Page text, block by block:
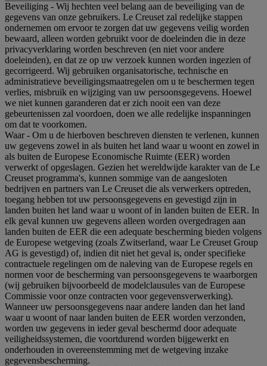
Beveiliging - Wij hechten veel belang aan de beveiliging van de
gegevens van onze gebruikers. Le Creuset zal redelijke stappen
ondernemen om ervoor te zorgen dat uw gegevens veilig worden
bewaard, alleen worden gebruikt voor de doeleinden die in deze
privacyverklaring worden beschreven (en niet voor andere
doeleinden), en dat ze op uw verzoek kunnen worden ingezien of
gecorrigeerd. Wij gebruiken organisatorische, technische en
administratieve beveiligingsmaatregelen om u te beschermen tegen
verlies, misbruik en wijziging van uw persoonsgegevens. Hoewel
we niet kunnen garanderen dat er zich nooit een van deze
gebeurtenissen zal voordoen, doen we alle redelijke inspanningen
om dat te voorkomen.
Waar- Om u de hierboven beschreven diensten te verlenen, kunnen
uw gegevens zowel in als buiten het land waar u woont en zowel in
als buiten de Europese Economische Ruimte (EER) worden
verwerkt of opgeslagen. Gezien het wereldwijde karakter van de Le
Creuset programma's, kunnen sommige van de aangesloten
bedrijven en partners van Le Creuset die als verwerkers optreden,
toegang hebben tot uw persoonsgegevens en gevestigd zijn in
landen buiten het land waar u woont of in landen buiten de EER. In
elk geval kunnen uw gegevens alleen worden overgedragen aan
landen buiten de EER die een adequate bescherming bieden volgens
de Europese wetgeving (zoals Zwitserland, waar Le Creuset Group
AG is gevestigd) of, indien dit niet het geval is, onder specifieke
contractuele regelingen om de naleving van de Europese regels en
normen voor de bescherming van persoonsgegevens te waarborgen
(wij gebruiken bijvoorbeeld de modelclausules van de Europese
Commissie voor onze contracten voor gegevensverwerking).
Wanneer uw persoonsgegevens naar andere landen dan het land
waar u woont of naar landen buiten de EER worden verzonden,
worden uw gegevens in ieder geval beschermd door adequate
veiligheidssystemen, die voortdurend worden bijgewerkt en
onderhouden in overeenstemming met de wetgeving inzake
gegevensbescherming.